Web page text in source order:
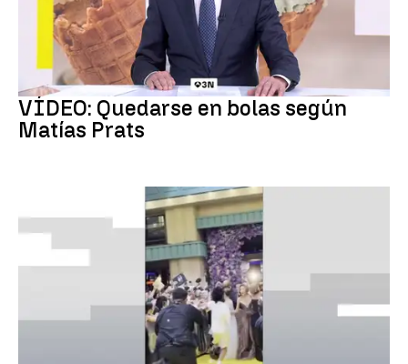
Chascarrillo Matías Prats
VÍDEO: Quedarse en bolas según
Matías Prats